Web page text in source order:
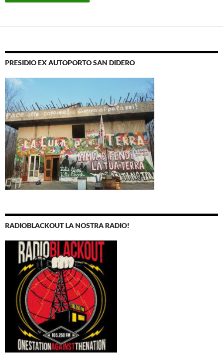
PRESIDIO EX AUTOPORTO SAN DIDERO
RADIOBLACKOUT LA NOSTRA RADIO!